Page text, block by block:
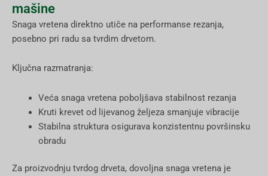
mašine
Snaga vretena direktno utiče na performanse rezanja,
posebno pri radu sa tvrdim drvetom.
Ključna razmatranja:
Veća snaga vretena poboljšava stabilnost rezanja
Kruti krevet od lijevanog željeza smanjuje vibracije
Stabilna struktura osigurava konzistentnu površinsku
obradu
Za proizvodnju tvrdog drveta, dovoljna snaga vretena je